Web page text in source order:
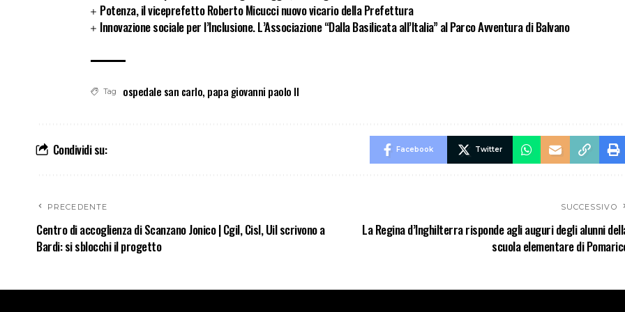
Potenza, il viceprefetto Roberto Micucci nuovo vicario della Prefettura
Innovazione sociale per l’Inclusione. L’Associazione “Dalla Basilicata all’Italia” al Parco Avventura di Balvano
Tag ospedale san carlo, papa giovanni paolo II
Condividi su: Facebook Twitter
PRECEDENTE
Centro di accoglienza di Scanzano Jonico | Cgil, Cisl, Uil scrivono a
Bardi: si sblocchi il progetto
SUCCESSIVO
La Regina d’Inghilterra risponde agli auguri degli alunni
scuola elementare di